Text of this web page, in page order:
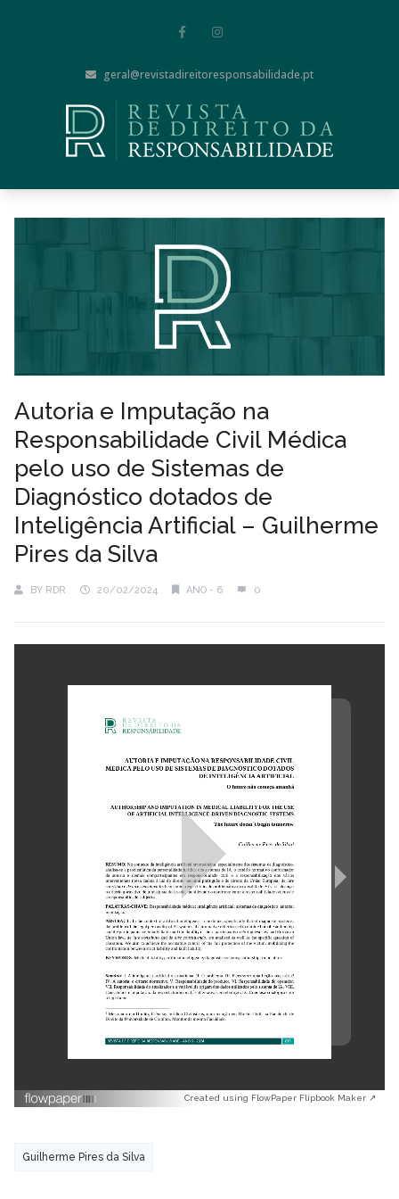
geral@revistadireitoresponsabilidade.pt
Autoria e Imputação na
Responsabilidade Civil Médica
pelo uso de Sistemas de
Diagnóstico dotados de
Inteligência Artificial – Guilherme
Pires da Silva
BY RDR 20/02/2024 ANO - 6 0
Created using FlowPaper Flipbook Maker ↗
Guilherme Pires da Silva